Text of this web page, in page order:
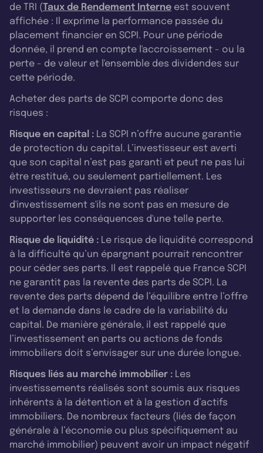
de TRI (Taux de Rendement Interne est souvent
affichée : Il exprime la performance passée du
placement financier en SCPI. Pour une période
donnée, il prend en compte l'accroissement - ou la
perte - de valeur et l'ensemble des dividendes sur
cette période.
Acheter des parts de SCPI comporte donc des
risques :
Risque en capital : La SCPI n’offre aucune garantie
de protection du capital. L’investisseur est averti
que son capital n’est pas garanti et peut ne pas lui
être restitué, ou seulement partiellement. Les
investisseurs ne devraient pas réaliser
d'investissement s'ils ne sont pas en mesure de
supporter les conséquences d'une telle perte.
Risque de liquidité : Le risque de liquidité correspond
à la difficulté qu’un épargnant pourrait rencontrer
pour céder ses parts. Il est rappelé que France SCPI
ne garantit pas la revente des parts de SCPI. La
revente des parts dépend de l’équilibre entre l’offre
et la demande dans le cadre de la variabilité du
capital. De manière générale, il est rappelé que
l’investissement en parts ou actions de fonds
immobiliers doit s’envisager sur une durée longue.
Risques liés au marché immobilier : Les
investissements réalisés sont soumis aux risques
inhérents à la détention et à la gestion d’actifs
immobiliers. De nombreux facteurs (liés de façon
générale à l’économie ou plus spécifiquement au
marché immobilier) peuvent avoir un impact négatif